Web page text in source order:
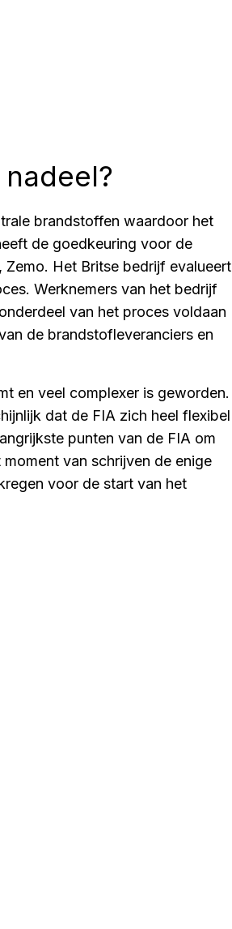
brandstoffen waardoor het
de goedkeuring voor de
Het Britse bedrijf evalueert
Werknemers van het bedrijf
van het proces voldaan
de brandstofleveranciers en
en veel complexer is geworden.
dat de FIA zich heel flexibel
punten van de FIA om
van schrijven de enige
voor de start van het